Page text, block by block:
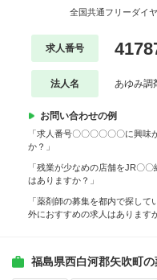
全国共通フリーダイ
求人番号
法人名 あゆみ
お問い合わせの例
「求人番号〇〇〇〇〇〇に興
か？」
「残業が少なめの店舗をJR〇
はありますか？」
「薬剤師の募集を都内で探し
外におすすめの求人はあります
福島県西白河郡矢吹町